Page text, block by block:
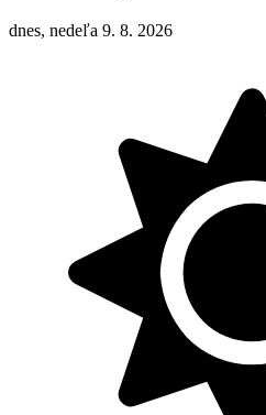
dnes, nedeľa 9. 8. 2026